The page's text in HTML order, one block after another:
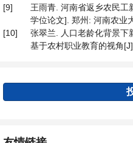
[9]
王雨青. 河南省返乡农民工
学位论文]. 郑州: 河南农业
[10]
张翠兰. 人口老龄化背景
基于农村职业教育的视角